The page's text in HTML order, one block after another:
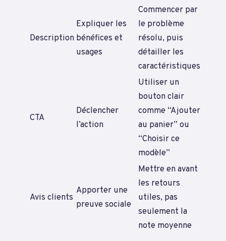
Description
Expliquer les
bénéfices et
usages
Commencer par
le problème
résolu, puis
détailler les
caractéristiques
CTA
Déclencher
l’action
Utiliser un
bouton clair
comme “Ajouter
au panier” ou
“Choisir ce
modèle”
Avis clients
Apporter une
preuve sociale
Mettre en avant
les retours
utiles, pas
seulement la
note moyenne